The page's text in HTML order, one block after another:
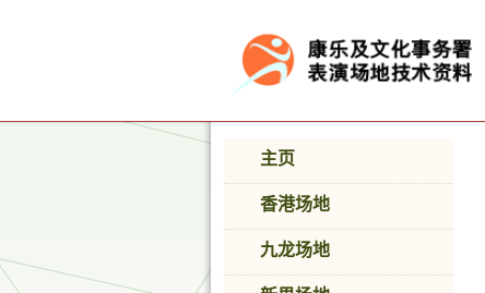
按“Tab”进入菜单
主页
香港场地
九龙场地